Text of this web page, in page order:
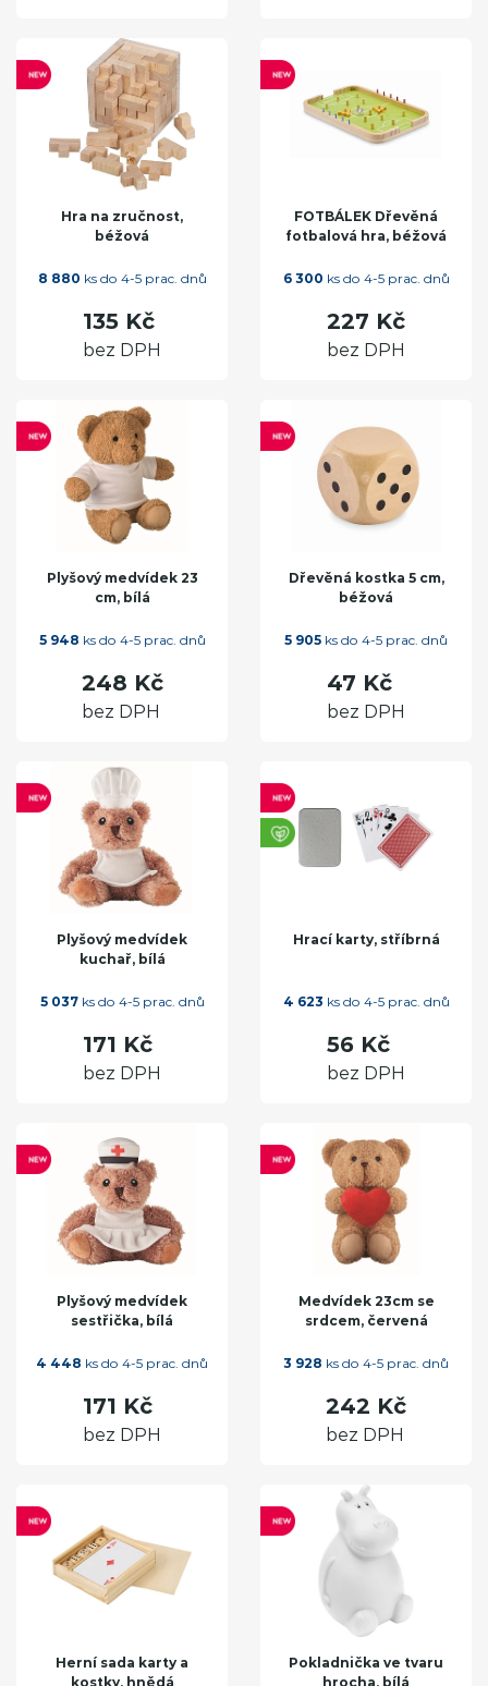
Hra na zručnost,
béžová
8 880 ks do 4-5 prac. dnů
135 Kč
bez DPH
FOTBÁLEK Dřevěná
fotbalová hra, béžová
6 300 ks do 4-5 prac. dnů
227 Kč
bez DPH
Plyšový medvídek 23
cm, bílá
5 948 ks do 4-5 prac. dnů
248 Kč
bez DPH
Dřevěná kostka 5 cm,
béžová
5 905 ks do 4-5 prac. dnů
47 Kč
bez DPH
Plyšový medvídek
kuchař, bílá
5 037ks do 4-5 prac. dnů
171 Kč
bez DPH
Hrací karty, stříbrná
4 623 ks do 4-5 prac. dnů
56 Kč
bez DPH
Plyšový medvídek
sestřička, bílá
4 448 ks do 4-5 prac. dnů
171 Kč
bez DPH
Medvídek 23cm se
srdcem, červená
3 928 ks do 4-5 prac. dnů
242 Kč
bez DPH
Herní sada karty a
kostky, hnědá
Pokladnička ve tvaru
hrocha, bílá